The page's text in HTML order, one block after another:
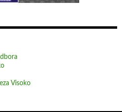
Visoko